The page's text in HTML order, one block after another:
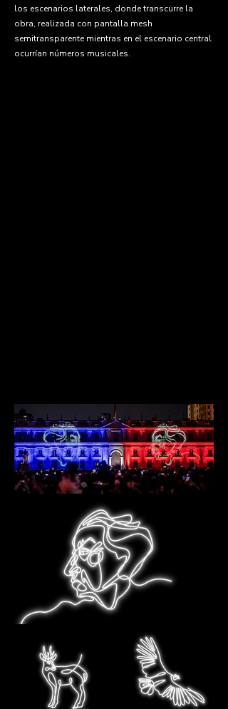
los escenarios laterales, donde transcurre la
obra, realizada con pantalla mesh
semitransparente mientras en el escenario central
ocurrían números musicales.